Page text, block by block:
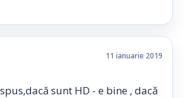
11 ianuarie 2019
sunt HD - e bine , dacă